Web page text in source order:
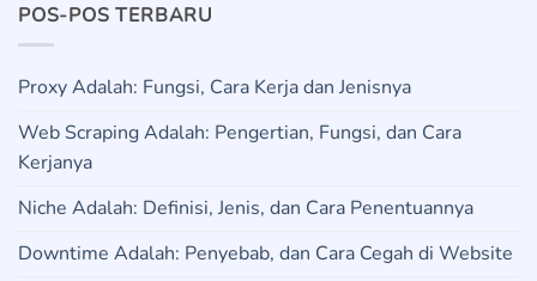
POS-POS TERBARU
Proxy Adalah: Fungsi, Cara Kerja dan Jenisnya
Web Scraping Adalah: Pengertian, Fungsi, dan Cara
Kerjanya
Niche Adalah: Definisi, Jenis, dan Cara Penentuannya
Downtime Adalah: Penyebab, dan Cara Cegah di Website